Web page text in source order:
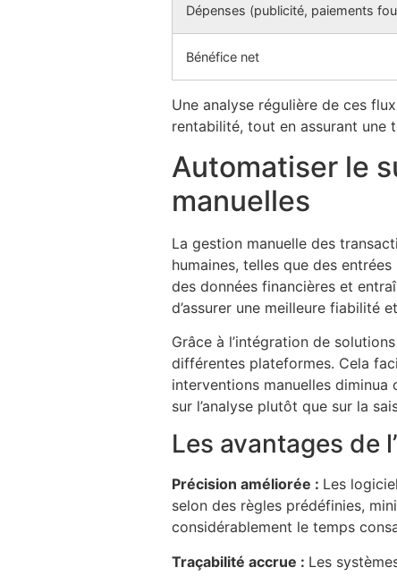
Dépenses (publicité, paiements
Bénéfice net
Une analyse régulière de ces
rentabilité, tout en assurant une
Automatiser le
manuelles
La gestion manuelle des
humaines, telles que des
des données financières et
d’assurer une meilleure fiabilité
Grâce à l’intégration de
différentes plateformes. Cela
interventions manuelles
sur l’analyse plutôt que sur la
Les avantages de
Précision améliorée : Les
selon des règles prédéfinies,
considérablement le temps
Traçabilité accrue : Les